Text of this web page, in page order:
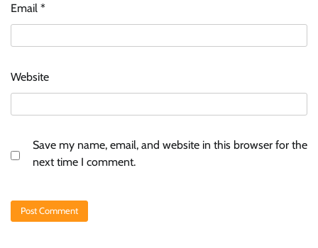
Email *
Website
Save my name, email, and website in this browser for the
next time I comment.